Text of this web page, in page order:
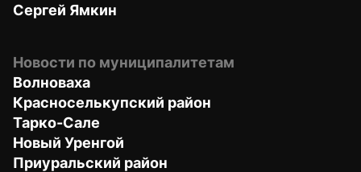
Сергей Ямкин
Новости по муниципалитетам
Волноваха
Красноселькупский район
Тарко-Сале
Новый Уренгой
Приуральский район